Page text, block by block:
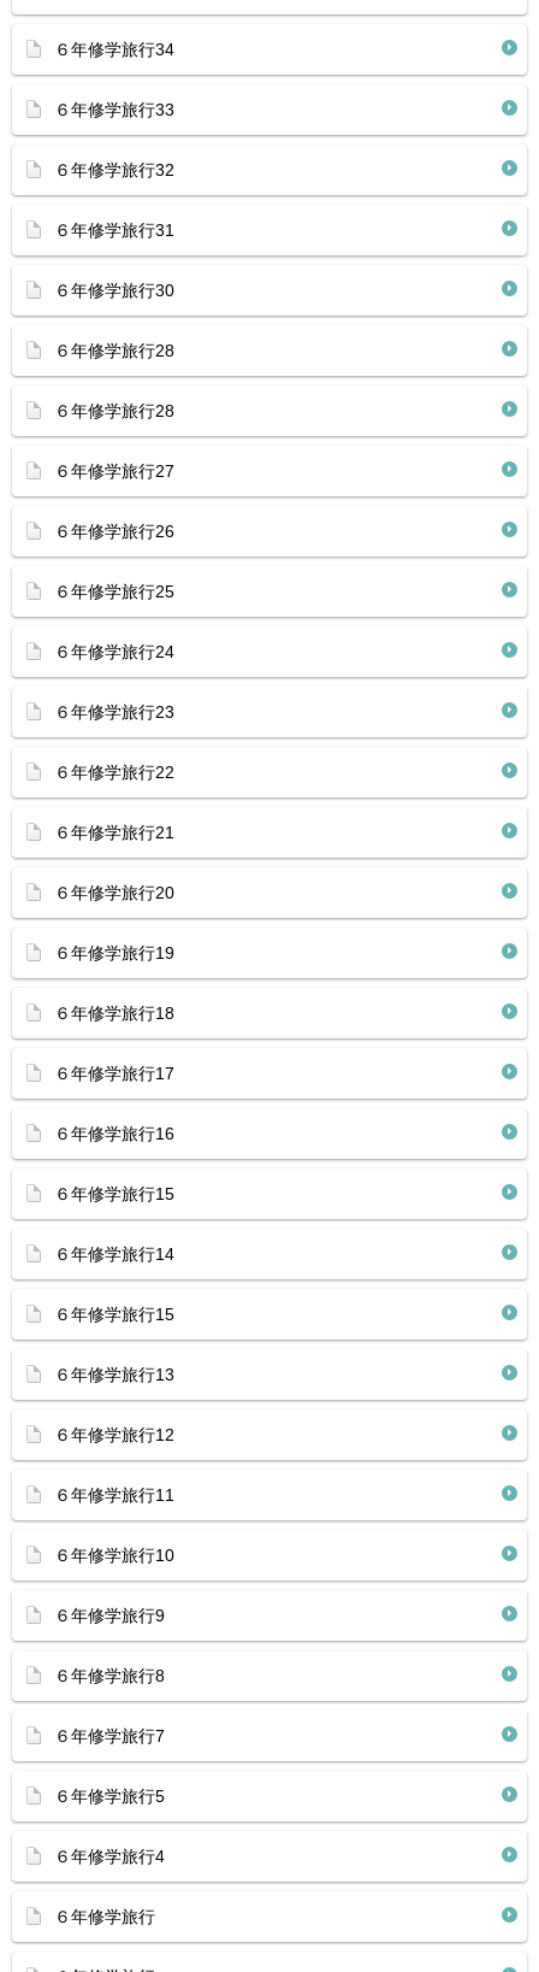
６年修学旅行34
６年修学旅行33
６年修学旅行32
６年修学旅行31
６年修学旅行30
６年修学旅行28
６年修学旅行28
６年修学旅行27
６年修学旅行26
６年修学旅行25
６年修学旅行24
６年修学旅行23
６年修学旅行22
６年修学旅行21
６年修学旅行20
６年修学旅行19
６年修学旅行18
６年修学旅行17
６年修学旅行16
６年修学旅行15
６年修学旅行14
６年修学旅行15
６年修学旅行13
６年修学旅行12
６年修学旅行11
６年修学旅行10
６年修学旅行9
６年修学旅行8
６年修学旅行7
６年修学旅行5
６年修学旅行4
６年修学旅行